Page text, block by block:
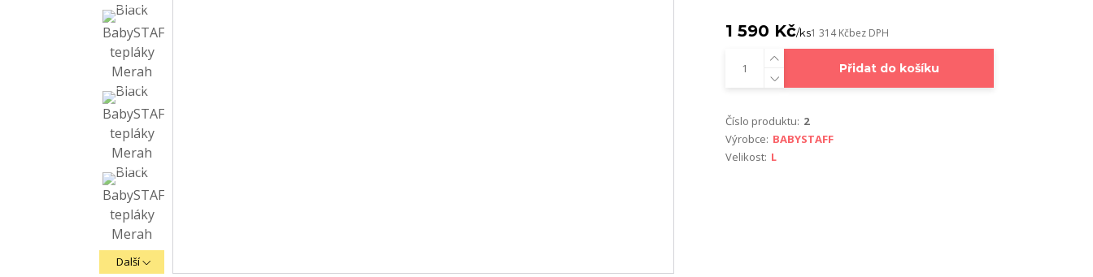
Další
1 590 Kč/ks1 314 Kčbez DPH
Přidat do košíku
Číslo produktu: 2
Výrobce: BABYSTAFF
Velikost: L